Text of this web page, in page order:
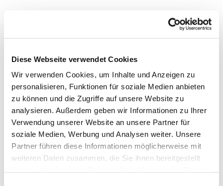
Diese Webseite verwendet Cookies
Wir verwenden Cookies, um Inhalte und Anzeigen zu
personalisieren, Funktionen für soziale Medien anbieten
zu können und die Zugriffe auf unsere Website zu
analysieren. Außerdem geben wir Informationen zu Ihrer
Verwendung unserer Website an unsere Partner für
soziale Medien, Werbung und Analysen weiter. Unsere
Partner führen diese Informationen möglicherweise mit
weiteren Daten zusammen, die Sie ihnen bereitgestellt